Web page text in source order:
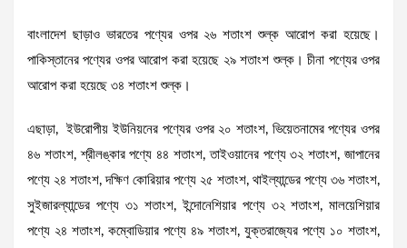
বাংলাদেশ ছাড়াও ভারতের পণ্যের ওপর ২৬ শতাংশ শুল্ক আরোপ করা হয়েছে।
পাকিস্তানের পণ্যের ওপর আরোপ করা হয়েছে ২৯ শতাংশ শুল্ক। চীনা পণ্যের ওপর
আরোপ করা হয়েছে ৩৪ শতাংশ শুল্ক।
এছাড়া, ইউরোপীয় ইউনিয়নের পণ্যের ওপর ২০ শতাংশ, ভিয়েতনামের পণ্যের ওপর
৪৬ শতাংশ, শ্রীলঙ্কার পণ্যে ৪৪ শতাংশ, তাইওয়ানের পণ্যে ৩২ শতাংশ, জাপানের
পণ্যে ২৪ শতাংশ, দক্ষিণ কোরিয়ার পণ্যে ২৫ শতাংশ, থাইল্যান্ডের পণ্যে ৩৬ শতাংশ,
সুইজারল্যান্ডের পণ্যে ৩১ শতাংশ, ইন্দোনেশিয়ার পণ্যে ৩২ শতাংশ, মালয়েশিয়ার
পণ্যে ২৪ শতাংশ, কম্বোডিয়ার পণ্যে ৪৯ শতাংশ, যুক্তরাজ্যের পণ্যে ১০ শতাংশ,